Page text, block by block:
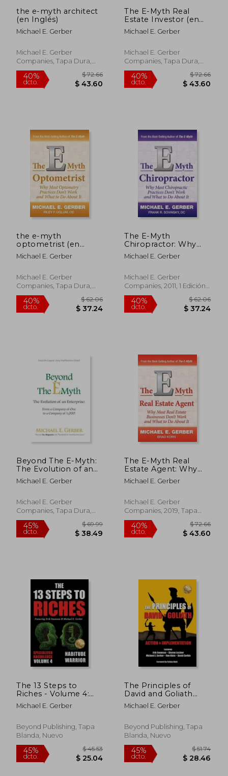
40%
dcto.
$ 48.81 45%
dcto.
the e-myth architect
(en Inglés)
Michael E. Gerber
Michael E. Gerber
Companies, Tapa Dura,
Nuevo
40%
dcto.
$ 72.66
$ 43.60
The E-Myth Real
Estate Investor (en
Inglés)
Michael E. Gerber
Michael E. Gerber
Companies, Tapa Dura,
Nuevo
40%
dcto. $
the e-myth
optometrist (en
Inglés)
Michael E. Gerber
Michael E. Gerber
Companies, Tapa Dura,
Nuevo
The E-Myth
Chiropractor: Why
Most Chiropractic
Practices Don'T Work
About it (en Inglés)
Michael E. Gerber
Michael E. Gerber
Companies, 2011, 1 Edición,
Tapa Dura, Nuevo
Beyond The E-Myth:
The Evolution of an
Enterprise: From a
Company of One to a
(en Inglés)
Michael E. Gerber
Michael E. Gerber
Companies, Tapa Dura,
Nuevo
The E-Myth Real
Estate Agent: Why
Most Real Estate
Businesses Don'T
About it (en Inglés)
Michael E. Gerber
Michael E. Gerber
Companies, 2019, Tapa
Dura, Nuevo
The 13 Steps to
Riches - Volume 4:
Habitude Warrior
Special Edition
Knowledge with
Michael E. Gerber (en
Michael E. Gerber
Beyond Publishing, Tapa
Blanda, Nuevo
The Principles of
David and Goliath
Volume 3: Action &
Implementation (en
Michael E. Gerber
Beyond Publishing, Tapa
Blanda, Nuevo